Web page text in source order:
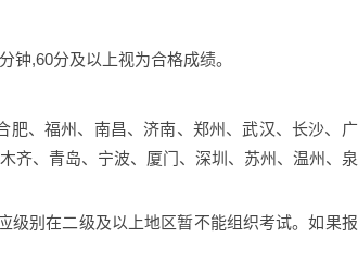
钟,60分及以上视为合格成绩。
肥、福州、南昌、济南、郑州、武汉、长沙、广
齐、青岛、宁波、厦门、深圳、苏州、温州、泉
级别在二级及以上地区暂不能组织考试。如果报